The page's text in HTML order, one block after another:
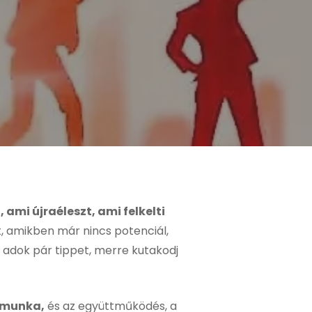
ami újraéleszt, ami felkelti
már nincs potenciál,
adok pár tippet, merre kutakodj
és az együttműködés, a